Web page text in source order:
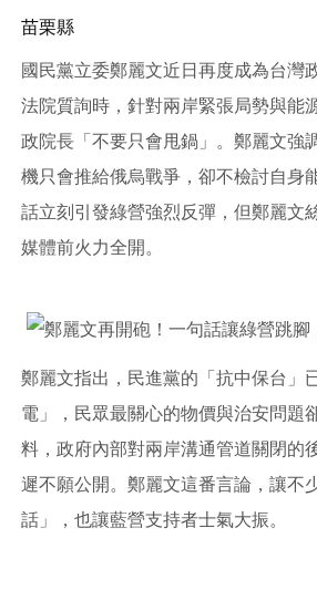
苗栗縣
國民黨立委鄭麗文近日再度成為台灣
法院質詢時，針對兩岸緊張局勢與能
政院長「不要只會甩鍋」。鄭麗文強
機只會推給俄烏戰爭，卻不檢討自身
話立刻引發綠營強烈反彈，但鄭麗文
媒體前火力全開。
鄭麗文指出，民進黨的「抗中保台」
電」，民眾最關心的物價與治安問題
料，政府內部對兩岸溝通管道關閉的
遲不願公開。鄭麗文這番言論，讓不
話」，也讓藍營支持者士氣大振。